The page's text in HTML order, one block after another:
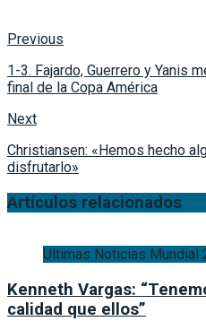
Previous
1-3. Fajardo, Guerrero y Yanis
final de la Copa América
Next
Christiansen: «Hemos hecho
disfrutarlo»
Artículos relacionados
Ultimas Noticias Mundial
Kenneth Vargas:
calidad que ellos”